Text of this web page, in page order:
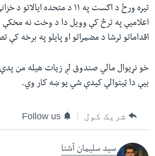
تیره ورځ د اګست په ۱١ د متحده
اعلامیې په ترڅ کې وویل دا د وخت نه
اقداماتو ترشا د مضمراتو او پایلو په برخه
خو نړیوال مالي صندوق لږ زیات هیله من
بیې دا ټیتوالې کیدې شي یو ښه کار وي.
شریک کول Follow us
سید سلیمان آشنا